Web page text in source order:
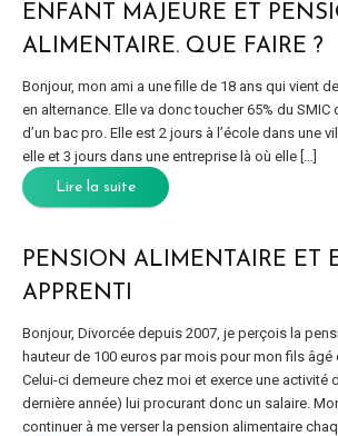
ENFANT MAJEURE ET
ALIMENTAIRE. QUE FAIRE ?
Bonjour, mon ami a une fille de 18 ans qui vient
en alternance. Elle va donc toucher 65% du SMIC
d’un bac pro. Elle est 2 jours à l’école dans une
elle et 3 jours dans une entreprise là où elle […]
Lire la suite
PENSION ALIMENTAIRE ET
APPRENTI
Bonjour, Divorcée depuis 2007, je perçois la
hauteur de 100 euros par mois pour mon fils âgé
Celui-ci demeure chez moi et exerce une activité
dernière année) lui procurant donc un salaire.
continuer à me verser la pension alimentaire